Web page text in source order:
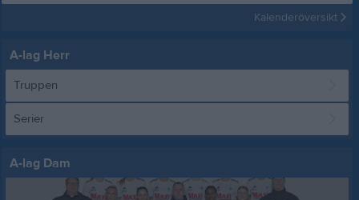
Kalenderöversikt
A-lag Herr
Truppen
Serier
A-lag Dam